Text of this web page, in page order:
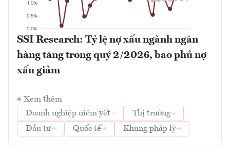
SSI Research: Tỷ lệ nợ xấu ngành ngân
hàng tăng trong quý 2/2026, bao phủ nợ
xấu giảm
Xem thêm
Doanh nghiệp niêm yết
Thị trường
Đầu tư
Quốc tế Khung pháp lý